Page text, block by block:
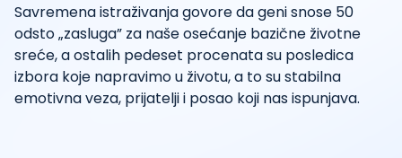
Savremena istraživanja govore da geni snose 50
odsto „zasluga” za naše osećanje bazične životne
sreće, a ostalih pedeset procenata su posledica
izbora koje napravimo u životu, a to su stabilna
emotivna veza, prijatelji i posao koji nas ispunjava.